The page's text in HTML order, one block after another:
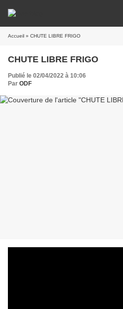
Accueil » CHUTE LIBRE FRIGO
CHUTE LIBRE FRIGO
Publié le 02/04/2022 à 10:06
Par ODF